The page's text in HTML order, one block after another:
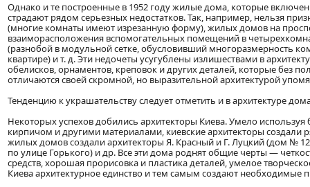
Однако и те построенные в 1952 году жилые дома, которые
страдают рядом серьезных недостатков. Так, например, нельзя
(многие комнаты имеют изрезанную форму), жилых домов на
взаиморасположения вспомогательных помещений в
(разнобой в модульной сетке, обусловивший многоразмерность
квартире) и т. д. Эти недочеты усугублены излишествами в
обелисков, орнаментов, креповок и других деталей, которые без
отличаются своей скромной, но выразительной архитектурой
Тенденцию к украшательству следует отметить и в архитектуре
Некоторых успехов добились архитекторы Киева. Умело
кирпичом и другими материалами, киевские архитекторы
жилых домов создали архитекторы Я. Красный и Г. Луцкий (дом №
по улице Горького) и др. Все эти дома роднят общие черты —
средств, хорошая прорисовка и пластика деталей, умелое
Киева архитектурное единство и тем самым создают